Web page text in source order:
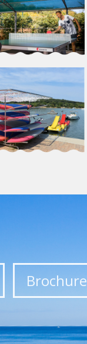
Brochure